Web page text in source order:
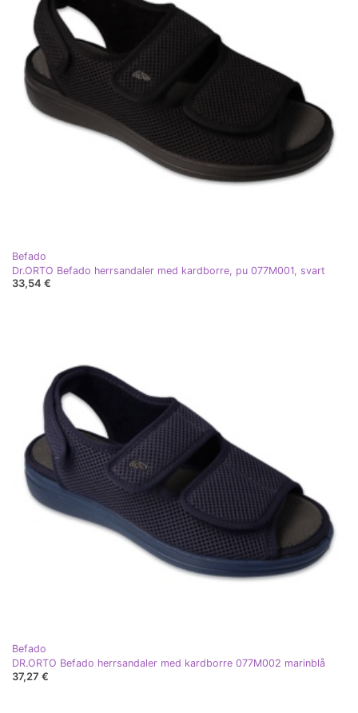
Befado
Dr.ORTO Befado herrsandaler med kardborre, pu 077M001, svart
33,54 €
Befado
DR.ORTO Befado herrsandaler med kardborre 077M002 marinblå
37,27 €